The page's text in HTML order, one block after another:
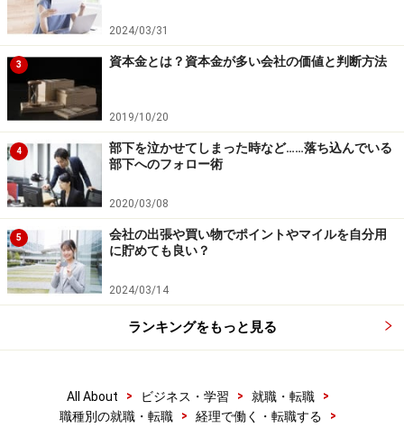
2024/03/31
3 資本金とは？資本金が多い会社の価値と判断方法
2019/10/20
4
部下を泣かせてしまった時など……落ち込んでいる
部下へのフォロー術
2020/03/08
5
会社の出張や買い物でポイントやマイルを自分用
に貯めても良い？
2024/03/14
ランキングをもっと見る
All About > ビジネス・学習 > 就職・転職
>
職種別の就職・転職
> 経理で働く・転職する >